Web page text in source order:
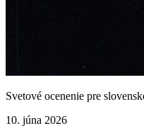
Svetové ocenenie pre
10. júna 2026